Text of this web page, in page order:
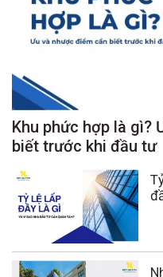
Khu phức hợp là gì?
biết trước khi đầu tư